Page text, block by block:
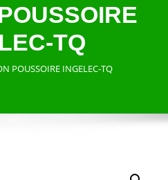
TQ
POUSSOIRE INGELEC-TQ